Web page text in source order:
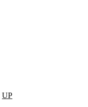
UP